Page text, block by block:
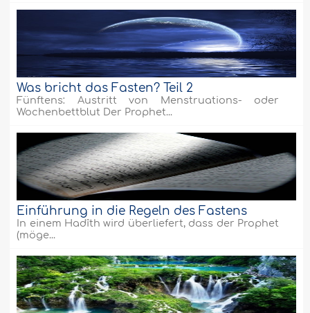
Was bricht das Fasten? Teil 2
Fünftens: Austritt von Menstruations- oder
Wochenbettblut Der Prophet...
Einführung in die Regeln des Fastens
In einem Hadîth wird überliefert, dass der Prophet
(möge...